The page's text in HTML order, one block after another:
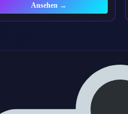
Ansehen →